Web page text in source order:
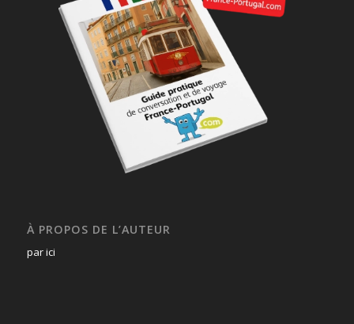
À PROPOS DE L’AUTEUR
par ici